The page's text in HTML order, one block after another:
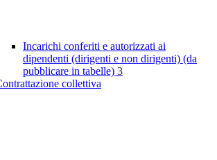
Incarichi conferiti e autorizzati ai
dipendenti (dirigenti e non dirigenti) (da
pubblicare in tabelle) 3
collettiva